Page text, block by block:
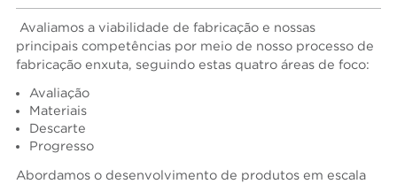
Avaliamos a viabilidade de fabricação e nossas
principais competências por meio de nosso processo de
fabricação enxuta, seguindo estas quatro áreas de foco:
Avaliação
Materiais
Descarte
Progresso
Abordamos o desenvolvimento de produtos em escala